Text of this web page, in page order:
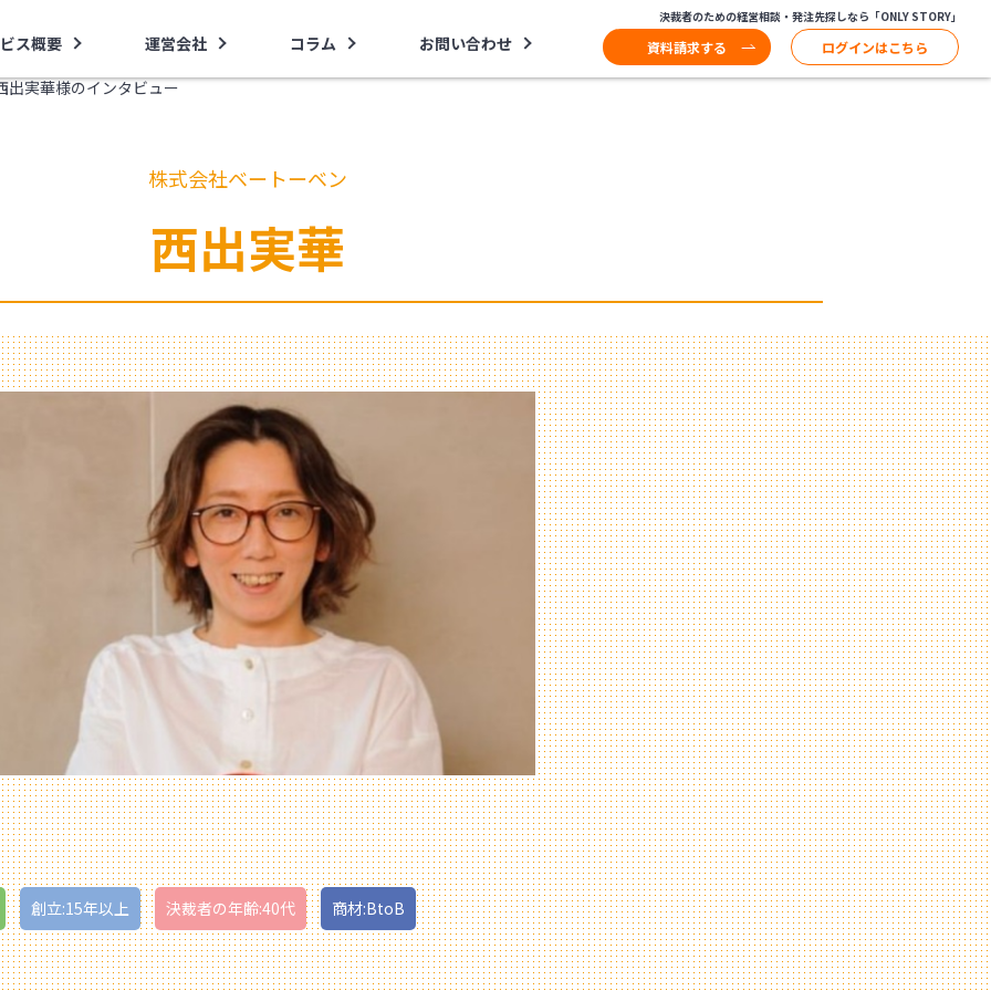
ス概要 運営会社 コラム お問い合わせ
決裁者のための経営相談・発注先探しなら「ONLY STORY」
資料請求する ログインはこちら
出実華様のインタビュー
株式会社ベートーベン
西出実華
創立:15年以上 決裁者の年齢:40代 商材:BtoB